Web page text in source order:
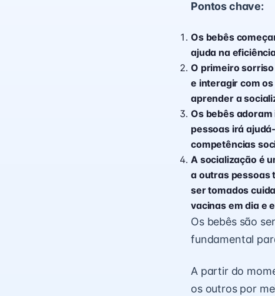
Pontos chave:
Os bebês
ajuda na
O primeiro
e interagir com
aprender a
Os bebês
pessoas irá
competências
A socialização é
a outras pessoas
ser tomados
vacinas em dia e
Os bebês são
fundamental
A partir do
os outros por